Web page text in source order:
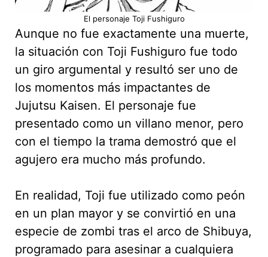
El personaje Toji Fushiguro
Aunque no fue exactamente una muerte,
la situación con Toji Fushiguro fue todo
un giro argumental y resultó ser uno de
los momentos más impactantes de
Jujutsu Kaisen. El personaje fue
presentado como un villano menor, pero
con el tiempo la trama demostró que el
agujero era mucho más profundo.
En realidad, Toji fue utilizado como peón
en un plan mayor y se convirtió en una
especie de zombi tras el arco de Shibuya,
programado para asesinar a cualquiera